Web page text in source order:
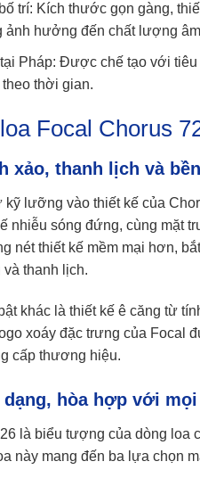
trí: Kích thước gọn gàng,
ảnh hưởng đến chất lượng
Pháp: Được chế tạo với
thời gian.
Focal Chorus
xảo, thanh lịch và
kỹ lưỡng vào thiết kế của
nhiễu sóng đứng, cùng mặt
nét thiết kế mềm mại hơn,
và thanh lịch.
khác là thiết kế ê căng từ
xoáy đặc trưng của Focal
cấp thương hiệu.
dạng, hòa hợp với
là biểu tượng của dòng loa
này mang đến ba lựa chọn